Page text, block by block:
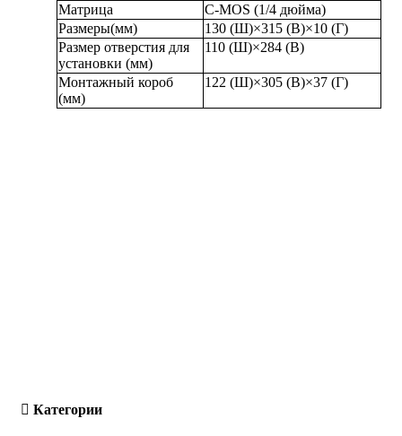
Матрица
C-МOS (1/4 дюйма)
Размеры(мм)
130 (Ш)×315 (В)×10 (Г)
Размер отверстия для
установки (мм)
110 (Ш)×284 (В)
Монтажный короб
(мм)
122 (Ш)×305 (В)×37 (Г)
Категории